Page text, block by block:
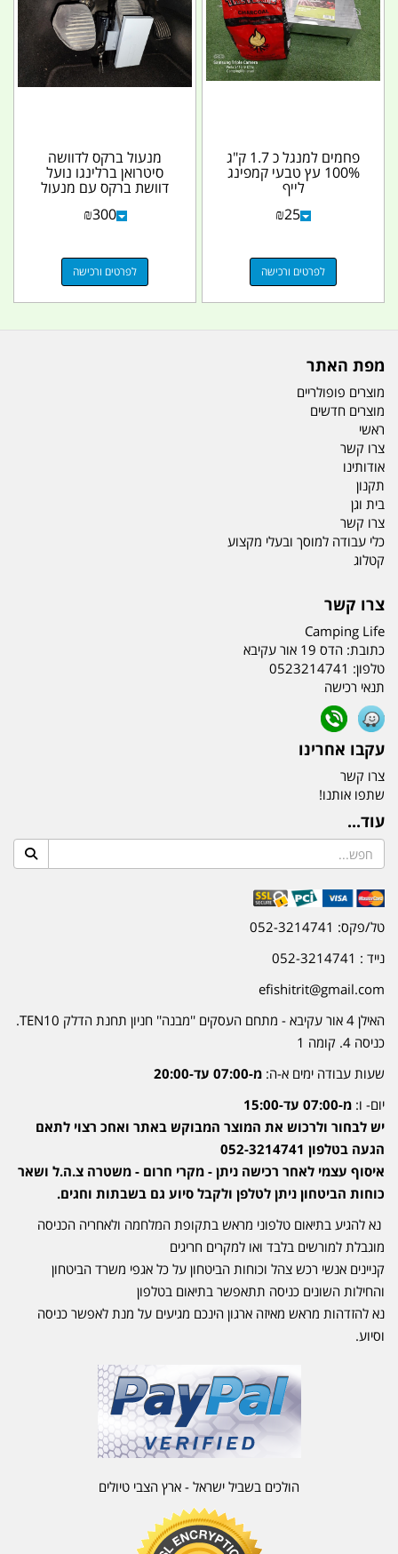
פחמים למנגל כ 1.7 ק"ג
100% עץ טבעי קמפינג
לייף
₪25
לפרטים ורכישה
מנעול ברקס לדוושה
סיטרואן ברלינגו נועל
דוושת ברקס עם מנעול
₪300
לפרטים ורכישה
מפת האתר
מוצרים פופולריים
מוצרים חדשים
ראשי
צרו קשר
אודותינו
תקנון
בית וגן
צרו קשר
כלי עבודה למוסך ובעלי מקצוע
קטלוג
צרו קשר
Camping Life
כתובת: הדס 19 אור עקיבא
טלפון: 0523214741
תנאי רכישה
עקבו אחרינו
צרו קשר
שתפו אותנו!
עוד...
טל/פקס: 052-3214741
נייד : 052-3214741
efishitrit@gmail.com
האילן 4 אור עקיבא - מתחם העסקים ''מבנה'' חניון תחנת הדלק TEN10.
כניסה 4. קומה 1
שעות עבודה ימים א-ה: מ-07:00 עד-20:00
יום- ו: מ-07:00 עד-15:00
יש לבחור ולרכוש את המוצר המבוקש באתר ואחכ רצוי לתאם
הגעה בטלפון 052-3214741
איסוף עצמי לאחר רכישה ניתן - מקרי חרום - משטרה צ.ה.ל ושאר
כוחות הביטחון ניתן לטלפן ולקבל סיוע גם בשבתות וחגים.
נא להגיע בתיאום טלפוני מראש בתקופת המלחמה ולאחריה הכניסה
מוגבלת למורשים בלבד ואו למקרים חריגים
קניינים אנשי רכש צהל וכוחות הביטחון על כל אגפי משרד הביטחון
והחילות השונים כניסה תתאפשר בתיאום בטלפון
נא להזדהות מראש מאיזה ארגון הינכם מגיעים על מנת לאפשר כניסה
וסיוע.
הולכים בשביל ישראל - ארץ הצבי טיולים